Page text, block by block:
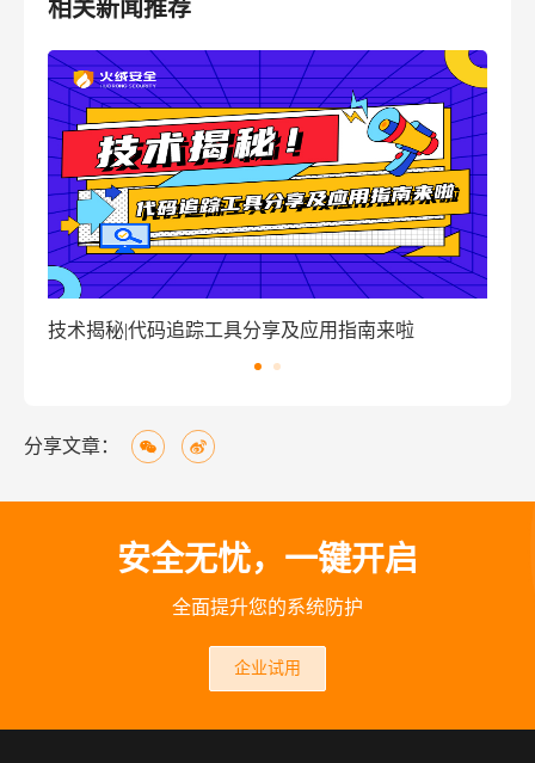
相关新闻推荐
技术揭秘|代码追踪工具分享及应用指南来啦
分享文章：
安全无忧，一键开启
全面提升您的系统防护
企业试用